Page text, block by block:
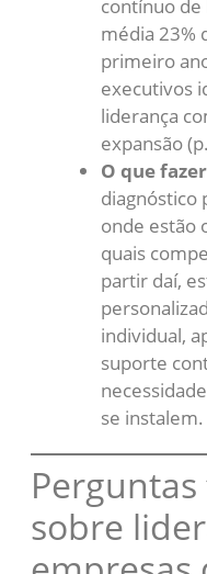
contínuo
média 23%
primeiro
executivos
liderança
expansão
O que
diagnóstico
onde estão
quais
partir daí,
individual,
suporte
se instalem.
sobre